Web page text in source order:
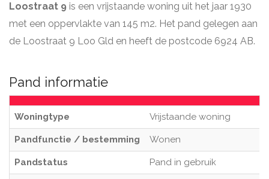
Loostraat 9 is een vrijstaande woning uit het jaar 1930
met een oppervlakte van 145 m2. Het pand gelegen aan
de Loostraat 9 Loo Gld en heeft de postcode 6924 AB.
Pand informatie
Woningtype Vrijstaande woning
Pandfunctie / bestemming Wonen
Pandstatus Pand in gebruik